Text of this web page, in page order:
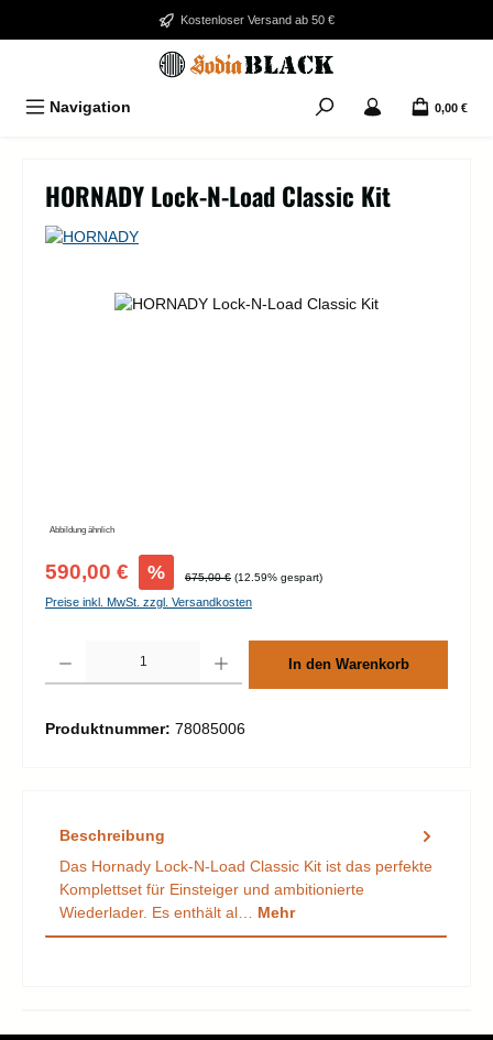
Zum Hauptinhalt springenKostenloser Versand ab 50 €
Navigation 0,00 €
HORNADY Lock-N-Load Classic Kit
Bildergalerie überspringen
Abbildung ähnlich
Verkaufspreis:
590,00 € % Regulärer Preis:
675,00 € (12.59% gespart)
Preise inkl. MwSt. zzgl. Versandkosten
In den Warenkorb
Produktnummer: 78085006
Beschreibung
Das Hornady Lock-N-Load Classic Kit ist das perfekte
Komplettset für Einsteiger und ambitionierte
Wiederlader. Es enthält al… Mehr